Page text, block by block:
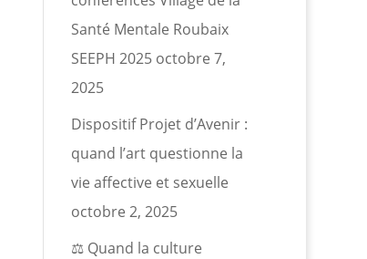
Santé Mentale Roubaix
SEEPH 2025 octobre 7,
2025
Dispositif Projet d’Avenir :
quand l’art questionne la
vie affective et sexuelle
octobre 2, 2025
⚖️ Quand la culture